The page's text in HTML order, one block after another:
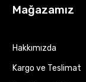
Mağazamız
Hakkımızda
Kargo ve Teslimat